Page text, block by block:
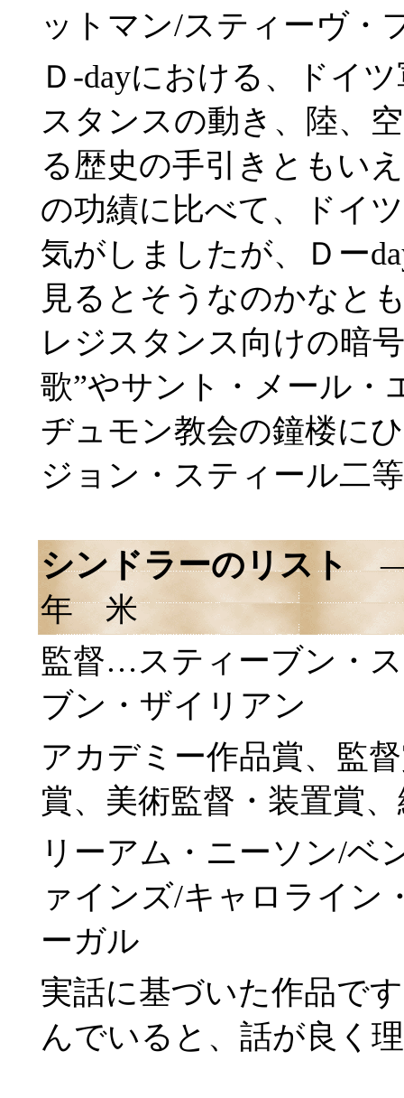
ットマン/スティーヴ・
Ｄ-dayにおける、ドイ
スタンスの動き、陸、
る歴史の手引きともい
の功績に比べて、ドイ
気がしましたが、Ｄー
見るとそうなのかなと
レジスタンス向けの暗
歌”やサント・メール・
ヂュモン教会の鐘楼に
ジョン・スティール二
シンドラーのリスト
年 米
監督…スティーブン・
ブン・ザイリアン
アカデミー作品賞、監
賞、美術監督・装置賞
リーアム・ニーソン/ベ
ァインズ/キャロライン
ーガル
実話に基づいた作品で
んでいると、話が良く